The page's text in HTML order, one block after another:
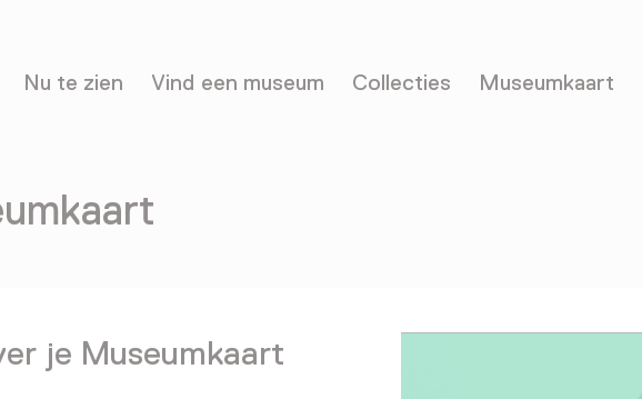
Nu te zien Vind een museum Collecties Museumkaart
je Museumkaart